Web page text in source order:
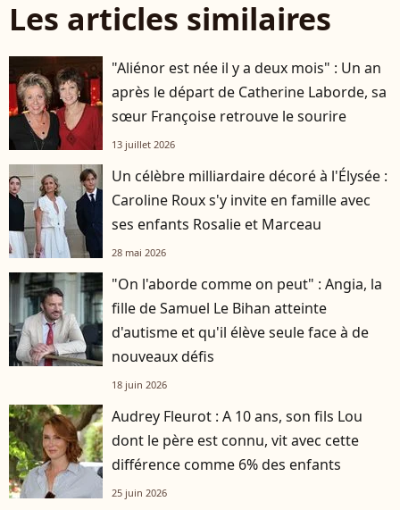
Les articles similaires
"Aliénor est née il y a deux mois" : Un an
après le départ de Catherine Laborde, sa
sœur Françoise retrouve le sourire
13 juillet 2026
Un célèbre milliardaire décoré à l'Élysée :
Caroline Roux s'y invite en famille avec
ses enfants Rosalie et Marceau
28 mai 2026
"On l'aborde comme on peut" : Angia, la
fille de Samuel Le Bihan atteinte
d'autisme et qu'il élève seule face à de
nouveaux défis
18 juin 2026
Audrey Fleurot : A 10 ans, son fils Lou
dont le père est connu, vit avec cette
différence comme 6% des enfants
25 juin 2026